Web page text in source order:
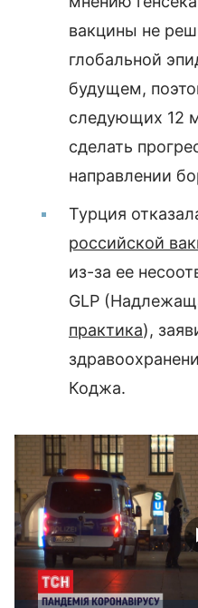
вакцины не
глобальной
будущем,
следующих 12
сделать
направлении
Турция
российской
из-за ее
GLP
практика),
Коджа.